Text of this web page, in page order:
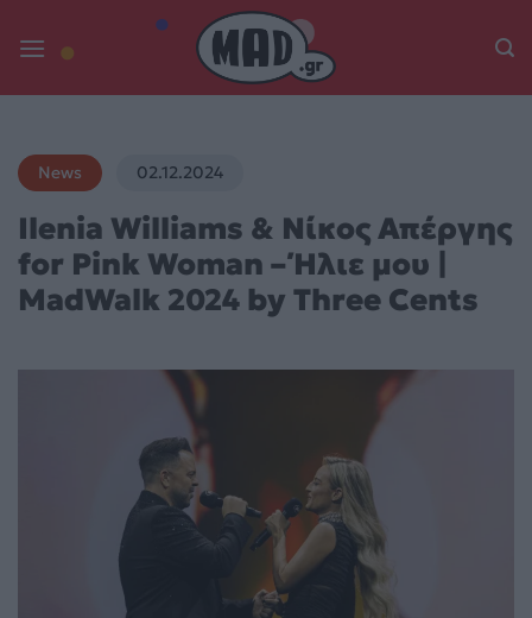
News 02.12.2024
Ilenia Williams & Νίκος Απέργης
for Pink Woman – Ήλιε μου |
MadWalk 2024 by Three Cents